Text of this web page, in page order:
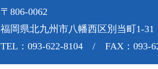
〒806-0062
福岡県北九州市八幡西区別当町1-31
TEL：093-622-8104 / FAX：093-